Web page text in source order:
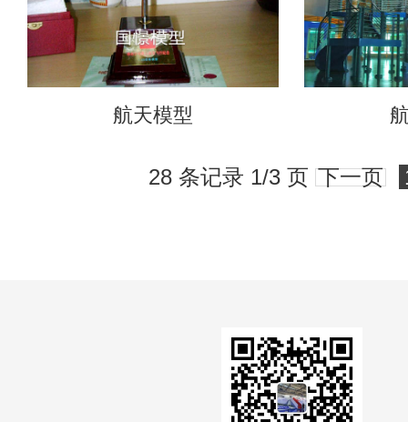
航天模型
28 条记录 1/3 页 下一页